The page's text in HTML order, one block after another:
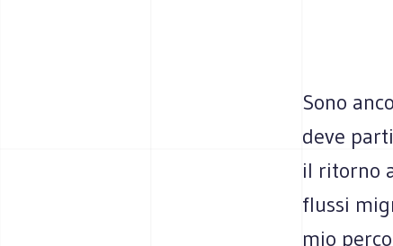
Sono
deve
il ritorno
flussi
mio